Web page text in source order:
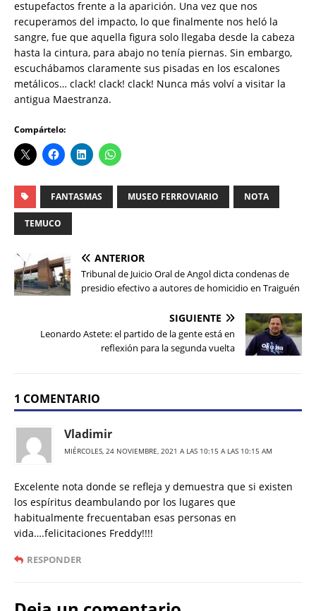
estupefactos frente a la aparición. Una vez que nos
recuperamos del impacto, lo que finalmente nos heló la
sangre, fue que aquella figura solo llegaba desde la cabeza
hasta la cintura, para abajo no tenía piernas. Sin embargo,
escuchábamos claramente sus pisadas en los escalones
metálicos… clack! clack! clack! Nunca más volví a visitar la
antigua Maestranza.
Compártelo:
FANTASMAS MUSEO FERROVIARIO NOTA
TEMUCO
ANTERIOR
Tribunal de Juicio Oral de Angol dicta condenas de
presidio efectivo a autores de homicidio en Traiguén
SIGUIENTE
Leonardo Astete: el partido de la gente está en
reflexión para la segunda vuelta
1 COMENTARIO
Vladimir
MIÉRCOLES, 24 NOVIEMBRE, 2021 A LAS 10:15 A LAS 10:15 AM
Excelente nota donde se refleja y demuestra que si existen
los espíritus deambulando por los lugares que
habitualmente frecuentaban esas personas en
vida….felicitaciones Freddy!!!!
RESPONDER